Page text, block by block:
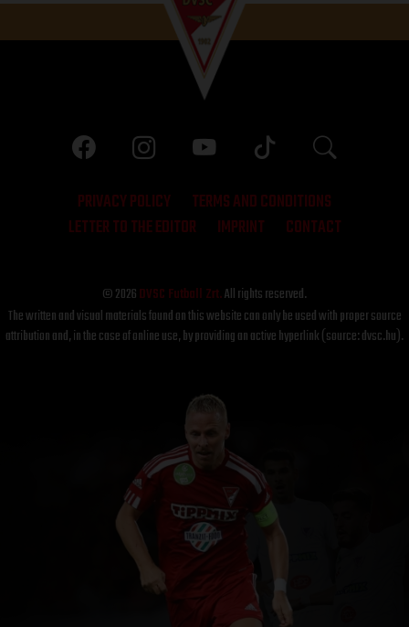
PRIVACY POLICY
TERMS AND CONDITIONS
LETTER TO THE EDITOR
IMPRINT CONTACT
© 2026DVSC Futball Zrt.All rights reserved.
The written and visual materials found on this website can only be used with proper source
attribution and, in the case of online use, by providing an active hyperlink (source: dvsc.hu).